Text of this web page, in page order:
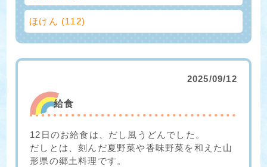
ほけん (112)
2025/09/12
給食
12日のお給食は、だし風うどんでした。
だしとは、刻んだ夏野菜や香味野菜を和えた山
形県の郷土料理です。